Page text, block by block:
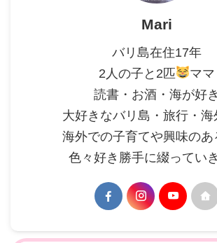
Mari
バリ島在住17年
2人の子と2匹
ママ
読書・お酒・海が好き
大好きなバリ島・旅行・海
海外での子育てや興味のあ
色々好き勝手に綴ってい